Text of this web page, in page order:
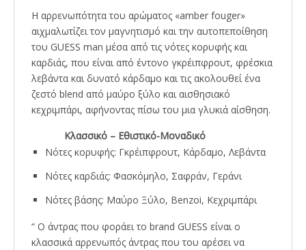
Η αρρενωπότητα του αρώματος «amber fouger»
αιχμαλωτίζει τον μαγνητισμό και την αυτοπεποίθηση
του GUESS man μέσα από τις νότες κορυφής και
καρδιάς, που είναι από έντονο γκρέιπφρουτ, φρέσκια
λεβάντα και δυνατό κάρδαμο και τις ακολουθεί ένα
ζεστό blend από μαύρο ξύλο και αισθησιακό
κεχριμπάρι, αφήνοντας πίσω του μια γλυκιά αίσθηση.
Κλασσικό – Εθιστικό-Μοναδικό
Νότες κορυφής: Γκρέιπφρουτ, Κάρδαμο, Λεβάντα
Νότες καρδιάς: Φασκόμηλο, Σαφράν, Γεράνι
Νότες βάσης: Μαύρο Ξύλο, Benzoi, Κεχριμπάρι
“ O άντρας που φοράει τo brand GUESS είναι ο
κλασσικά αρρενωπός άντρας που του αρέσει να